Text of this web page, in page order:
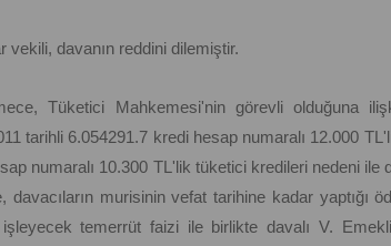
vekili, davanın reddini dilemiştir.
Tüketici Mahkemesi'nin görevli olduğuna
tarihli 6.054291.7 kredi hesap numaralı 12.000
numaralı 10.300 TL'lik tüketici kredileri nedeni ile
davacıların murisinin vefat tarihine kadar yaptığı
temerrüt faizi ile birlikte davalı V.